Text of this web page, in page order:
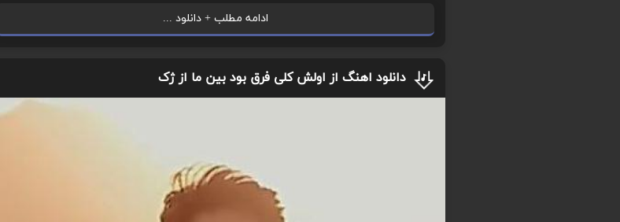
ادامه مطلب + دانلود ...
دانلود اهنگ از اولش کلی فرق بود بین ما از ژک